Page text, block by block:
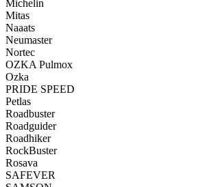
Michelin
Mitas
Naaats
Neumaster
Nortec
OZKA Pulmox
Ozka
PRIDE SPEED
Petlas
Roadbuster
Roadguider
Roadhiker
RockBuster
Rosava
SAFEVER